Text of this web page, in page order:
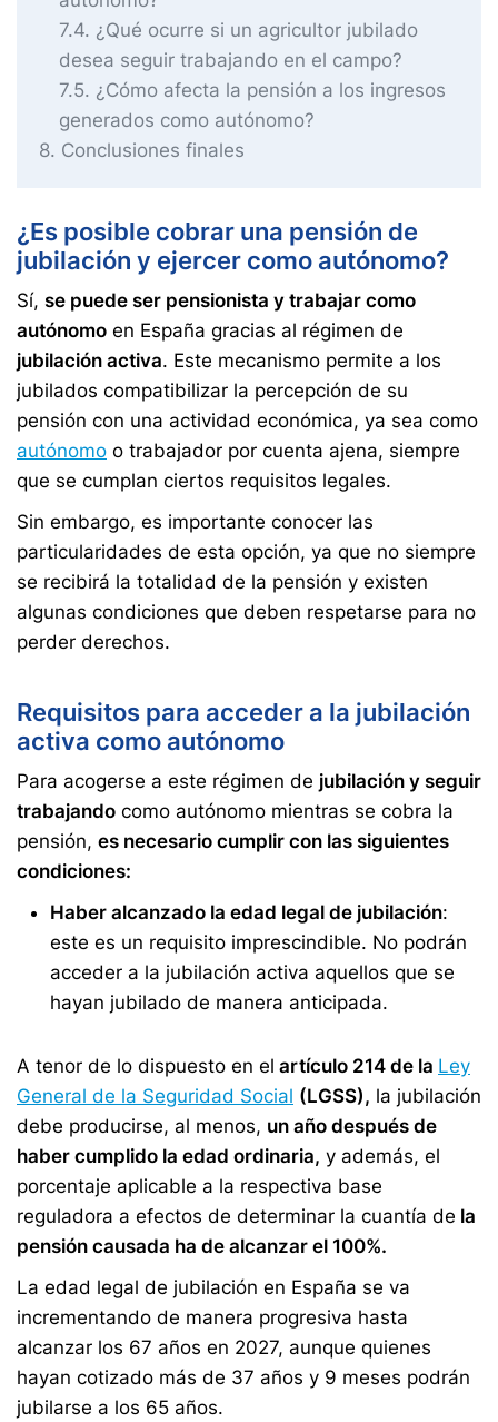
7.4 ¿Qué ocurre si un agricultor jubilado
desea seguir trabajando en el campo?
7.5 ¿Cómo afecta la pensión a los ingresos
generados como autónomo?
8 Conclusiones finales
¿Es posible cobrar una pensión de
jubilación y ejercer como autónomo?
Sí, se puede ser pensionista y trabajar como
autónomo en España gracias al régimen de
jubilación activa. Este mecanismo permite a los
jubilados compatibilizar la percepción de su
pensión con una actividad económica, ya sea como
autónomo o trabajador por cuenta ajena, siempre
que se cumplan ciertos requisitos legales.
Sin embargo, es importante conocer las
particularidades de esta opción, ya que no siempre
se recibirá la totalidad de la pensión y existen
algunas condiciones que deben respetarse para no
perder derechos.
Requisitos para acceder a la jubilación
activa como autónomo
Para acogerse a este régimen de jubilación y seguir
trabajando como autónomo mientras se cobra la
pensión, es necesario cumplir con las siguientes
condiciones:
Haber alcanzado la edad legal de jubilación:
este es un requisito imprescindible. No podrán
acceder a la jubilación activa aquellos que se
hayan jubilado de manera anticipada.
A tenor de lo dispuesto en el artículo 214 de la Ley
General de la Seguridad Social (LGSS), la jubilación
debe producirse, al menos, un año después de
haber cumplido la edad ordinaria, y además, el
porcentaje aplicable a la respectiva base
reguladora a efectos de determinar la cuantía de la
pensión causada ha de alcanzar el 100%.
La edad legal de jubilación en España se va
incrementando de manera progresiva hasta
alcanzar los 67 años en 2027, aunque quienes
hayan cotizado más de 37 años y 9 meses podrán
jubilarse a los 65 años.